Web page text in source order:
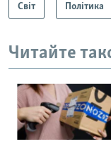
Світ Політика
Читайте